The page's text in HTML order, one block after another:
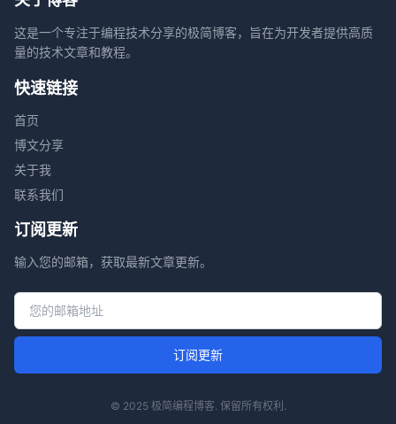
这是一个专注于编程技术分享的极简博客，旨在为开发者提供高质
量的技术文章和教程。
快速链接
首页
博文分享
关于我
联系我们
订阅更新
输入您的邮箱，获取最新文章更新。
邮箱地址
订阅更新
© 2025 极简编程博客. 保留所有权利.